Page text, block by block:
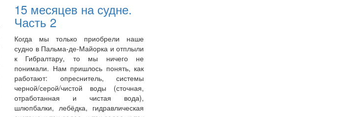
15 месяцев на судне.
Часть 2
Когда мы только приобрели наше
судно в Пальма-де-Майорка и отплыли
к Гибралтару, то мы ничего не
понимали. Нам пришлось понять, как
работают: опреснитель, системы
черной/серой/чистой воды (сточная,
отработанная и чистая вода),
шлюпбалки, лебёдка, гидравлическая